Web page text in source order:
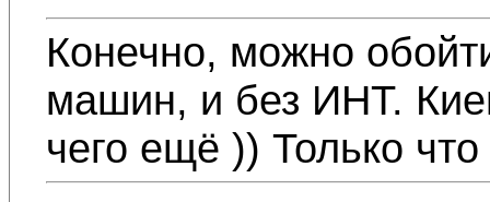
Конечно, можно
машин, и без ИНТ.
чего ещё )) Только что